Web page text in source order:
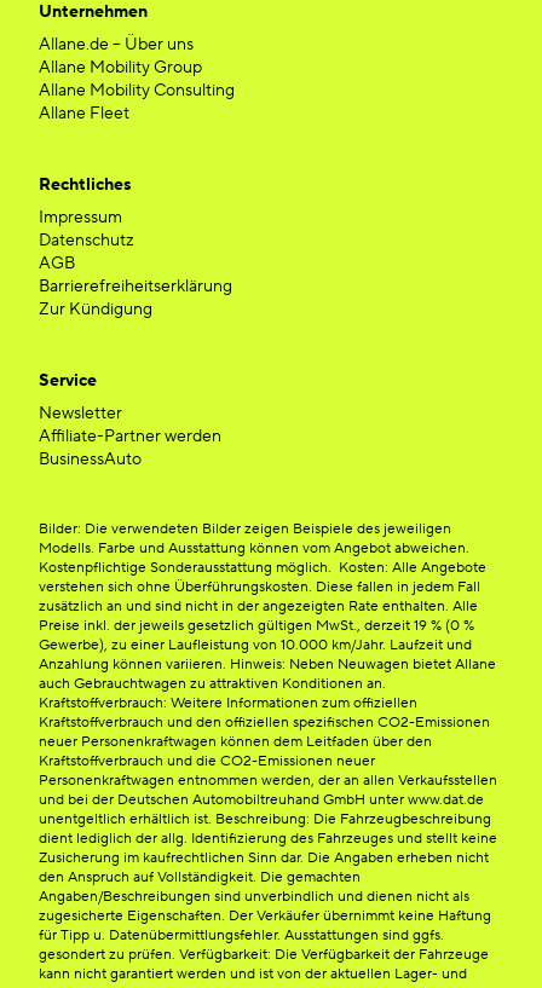
Unternehmen
Allane.de – Über uns
Allane Mobility Group
Allane Mobility Consulting
Allane Fleet
Rechtliches
Impressum
Datenschutz
AGB
Barrierefreiheitserklärung
Zur Kündigung
Service
Newsletter
Affiliate-Partner werden
BusinessAuto
Bilder: Die verwendeten Bilder zeigen Beispiele des jeweiligen
Modells. Farbe und Ausstattung können vom Angebot abweichen.
Kostenpflichtige Sonderausstattung möglich. Kosten: Alle Angebote
verstehen sich ohne Überführungskosten. Diese fallen in jedem Fall
zusätzlich an und sind nicht in der angezeigten Rate enthalten. Alle
Preise inkl. der jeweils gesetzlich gültigen MwSt., derzeit 19 % (0 %
Gewerbe), zu einer Laufleistung von 10.000 km/Jahr. Laufzeit und
Anzahlung können variieren. Hinweis: Neben Neuwagen bietet Allane
auch Gebrauchtwagen zu attraktiven Konditionen an.
Kraftstoffverbrauch: Weitere Informationen zum offiziellen
Kraftstoffverbrauch und den offiziellen spezifischen CO2-Emissionen
neuer Personenkraftwagen können dem Leitfaden über den
Kraftstoffverbrauch und die CO2-Emissionen neuer
Personenkraftwagen entnommen werden, der an allen Verkaufsstellen
und bei der Deutschen Automobiltreuhand GmbH unter www.dat.de
unentgeltlich erhältlich ist. Beschreibung: Die Fahrzeugbeschreibung
dient lediglich der allg. Identifizierung des Fahrzeuges und stellt keine
Zusicherung im kaufrechtlichen Sinn dar. Die Angaben erheben nicht
den Anspruch auf Vollständigkeit. Die gemachten
Angaben/Beschreibungen sind unverbindlich und dienen nicht als
zugesicherte Eigenschaften. Der Verkäufer übernimmt keine Haftung
für Tipp u. Datenübermittlungsfehler. Ausstattungen sind ggfs.
gesondert zu prüfen. Verfügbarkeit: Die Verfügbarkeit der Fahrzeuge
kann nicht garantiert werden und ist von der aktuellen Lager- und